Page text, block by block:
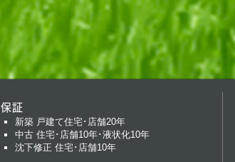
保証
新築 戸建て住宅･店舗20年
中古 住宅･店舗10年･液状化10年
沈下修正 住宅･店舗10年